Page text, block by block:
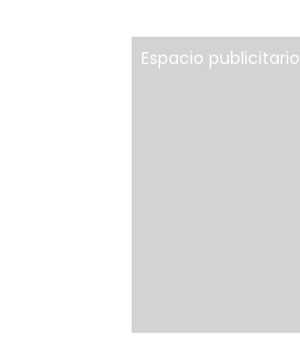
Espacio publicitario